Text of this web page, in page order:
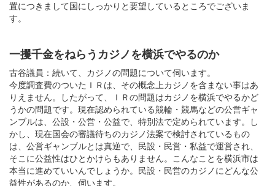
置につきまして国にしっかりと要望しているところでございま
す。
一攫千金をねらうカジノを横浜でやるのか
古谷議員：続いて、カジノの問題について伺います。
今度調査費のついたＩＲは、その概念上カジノを含まない事はあ
りえません。したがって、ＩＲの問題はカジノを横浜でやるかど
うかの問題です。現在認められている競輪・競馬などの公営ギャ
ンブルは、公設・公営・公益で、特別法で定められています。し
かし、現在国会の審議待ちのカジノ法案で検討されているもの
は、公営ギャンブルとは真逆で、民設・民営・私益で運営され、
そこに公益性はひとかけらもありません。こんなことを横浜市は
本当に進めていいんでしょうか。民設・民営のカジノにどんな公
益性があるのか、伺います。